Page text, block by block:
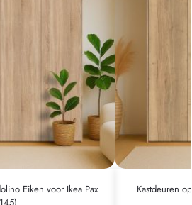
Eiken voor Ikea Pax
Kastdeuren